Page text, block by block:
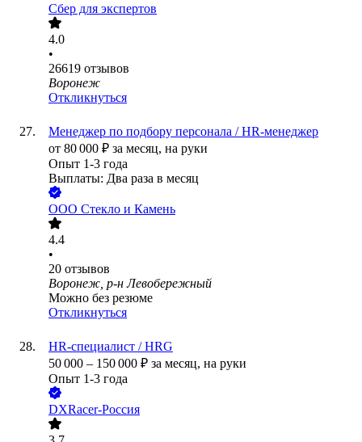
Сбер для экспертов
4.0
•
26619 отзывов
Воронеж
Откликнуться
Менеджер по подбору персонала / HR-менеджер
от 80 000 ₽ за месяц, на руки
Опыт 1-3 года
Выплаты: Два раза в месяц
ООО Стекло и Камень
4.4
•
20 отзывов
Воронеж, р-н Левобережный
Можно без резюме
Откликнуться
HR-специалист / HRG
50 000 – 150 000 ₽ за месяц, на руки
Опыт 1-3 года
DXRacer-Россия